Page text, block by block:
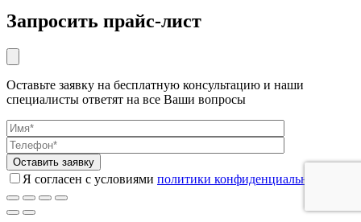
Запросить прайс-лист
Оставьте заявку на бесплатную консультацию и наши
специалисты ответят на все Ваши вопросы
Я согласен с условиями политики конфиденциальности